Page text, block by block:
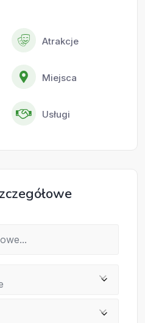
Atrakcje
Miejsca
Usługi